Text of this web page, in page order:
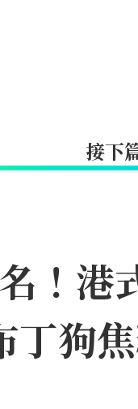
接下
！港
狗